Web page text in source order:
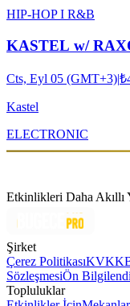
HIP-HOP I R&B
KASTEL w/
Cts, Eyl 05 (GMT+3)|
Kastel
ELECTRONIC
Etkinlikleri Daha Akıllı
Şirket
Çerez PolitikasıKVKK
SözleşmesiÖn
Topluluklar